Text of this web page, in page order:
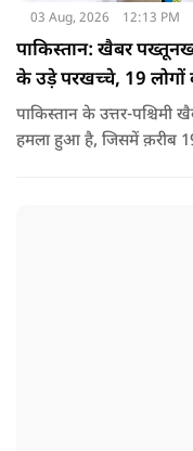
03 Aug, 2026 12:13 PM
पाकिस्तान: खैबर
के उड़े परखच्चे, 19 लोगों
पाकिस्तान के उत्तर-पश्चिमी
हमला हुआ है, जिसमें क़रीब 19